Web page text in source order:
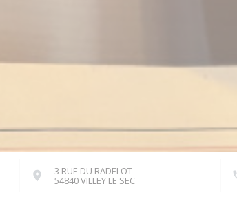
3 RUE DU RADELOT
54840 VILLEY LE SEC((ouvre une nouvelle